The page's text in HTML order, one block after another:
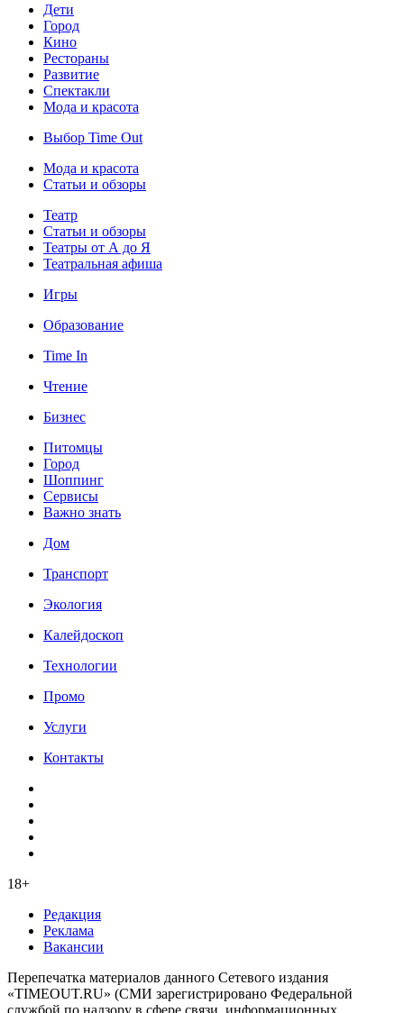
Дети
Город
Кино
Рестораны
Развитие
Спектакли
Мода и красота
Выбор Time Out
Мода и красота
Статьи и обзоры
Театр
Статьи и обзоры
Театры от А до Я
Театральная афиша
Игры
Образование
Time In
Чтение
Бизнес
Питомцы
Город
Шоппинг
Сервисы
Важно знать
Дом
Транспорт
Экология
Калейдоскоп
Технологии
Промо
Услуги
Контакты
18+
Редакция
Реклама
Вакансии
Перепечатка материалов данного Сетевого издания
«TIMEOUT.RU» (СМИ зарегистрировано Федеральной
службой по надзору в сфере связи, информационных